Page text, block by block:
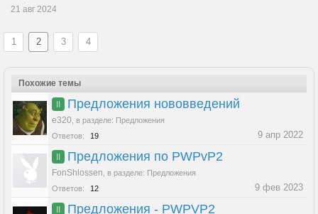
21 авг 2024
1 2 3 4
Похожие темы
II Предложения нововведений
e320 в разделе: Предложения
Ответов:
19 9 апр 2022
II Предложения по PWPvP2
FonShlossen в разделе: Предложения
Ответов:
12 9 фев 2023
II Предложения - PWPVP2